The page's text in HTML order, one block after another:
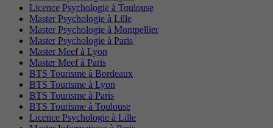
Licence Psychologie à Toulouse
Master Psychologie à Lille
Master Psychologie à Montpellier
Master Psychologie à Paris
Master Meef à Lyon
Master Meef à Paris
BTS Tourisme à Bordeaux
BTS Tourisme à Lyon
BTS Tourisme à Paris
BTS Tourisme à Toulouse
Licence Psychologie à Lille